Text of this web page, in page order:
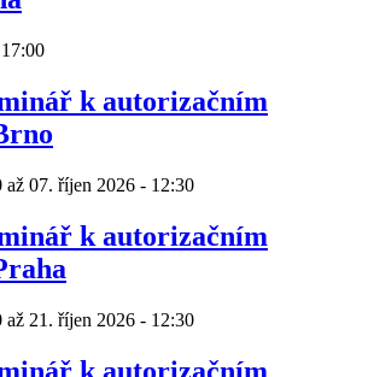
17:00
k autorizačním
až 07. říjen 2026 - 12:30
k autorizačním
až 21. říjen 2026 - 12:30